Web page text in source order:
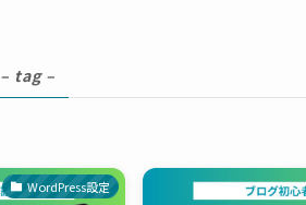
– tag –
WordPress設定